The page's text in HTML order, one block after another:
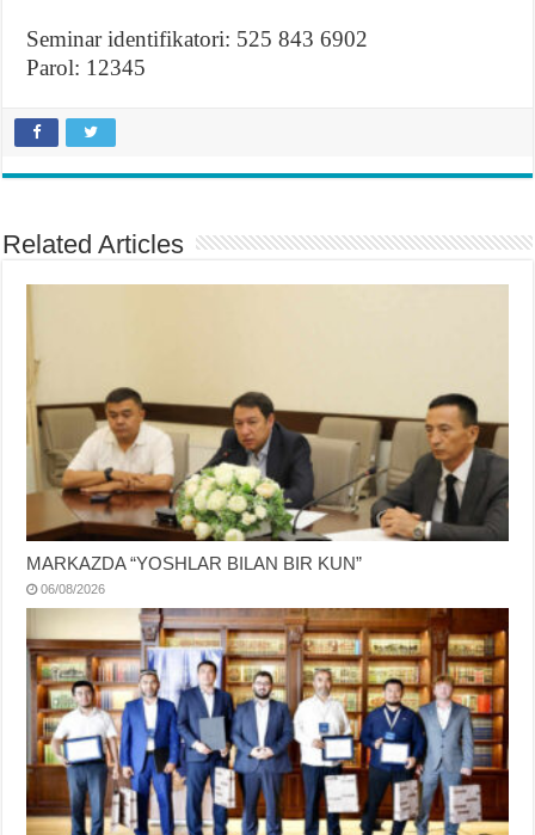
Seminar identifikatori: 525 843 6902
Parol: 12345
Related Articles
MARKAZDA “YOSHLAR BILAN BIR KUN”
06/08/2026